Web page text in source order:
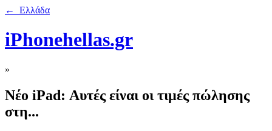
← Ελλάδα
iPhonehellas.gr
»
Νέο iPad: Αυτές είναι οι τιμές πώλησης
στη...